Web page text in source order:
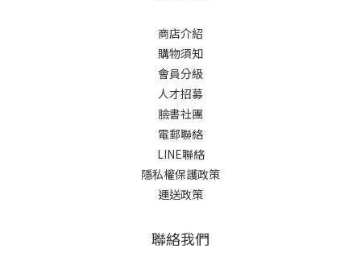
商店介紹
購物須知
會員分級
人才招募
臉書社團
電郵聯絡
LINE聯絡
隱私權保護政策
運送政策
聯絡我們